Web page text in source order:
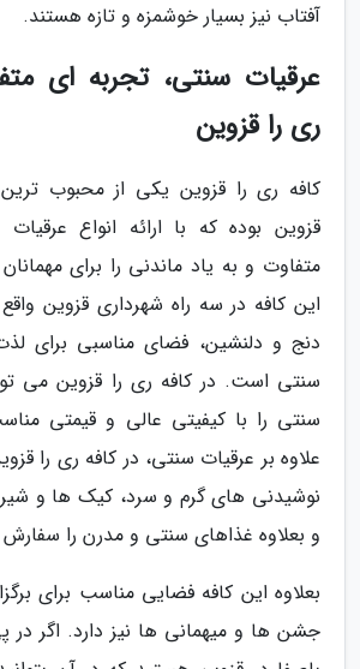
آفتاب نیز بسیار خوشمزه و تازه هستند.
عرقیات سنتی، تجربه ای
ری را قزوین
کافه ری را قزوین یکی از محبوب
قزوین بوده که با ارائه انواع
متفاوت و به یاد ماندنی را برای
این کافه در سه راه شهرداری قزوین
دنج و دلنشین، فضای مناسبی برای
سنتی است. در کافه ری را قزوین می
سنتی را با کیفیتی عالی و قیمتی
علاوه بر عرقیات سنتی، در کافه ری را
نوشیدنی های گرم و سرد، کیک ها و
و بعلاوه غذاهای سنتی و مدرن را
بعلاوه این کافه فضایی مناسب برای
جشن ها و میهمانی ها نیز دارد. اگر